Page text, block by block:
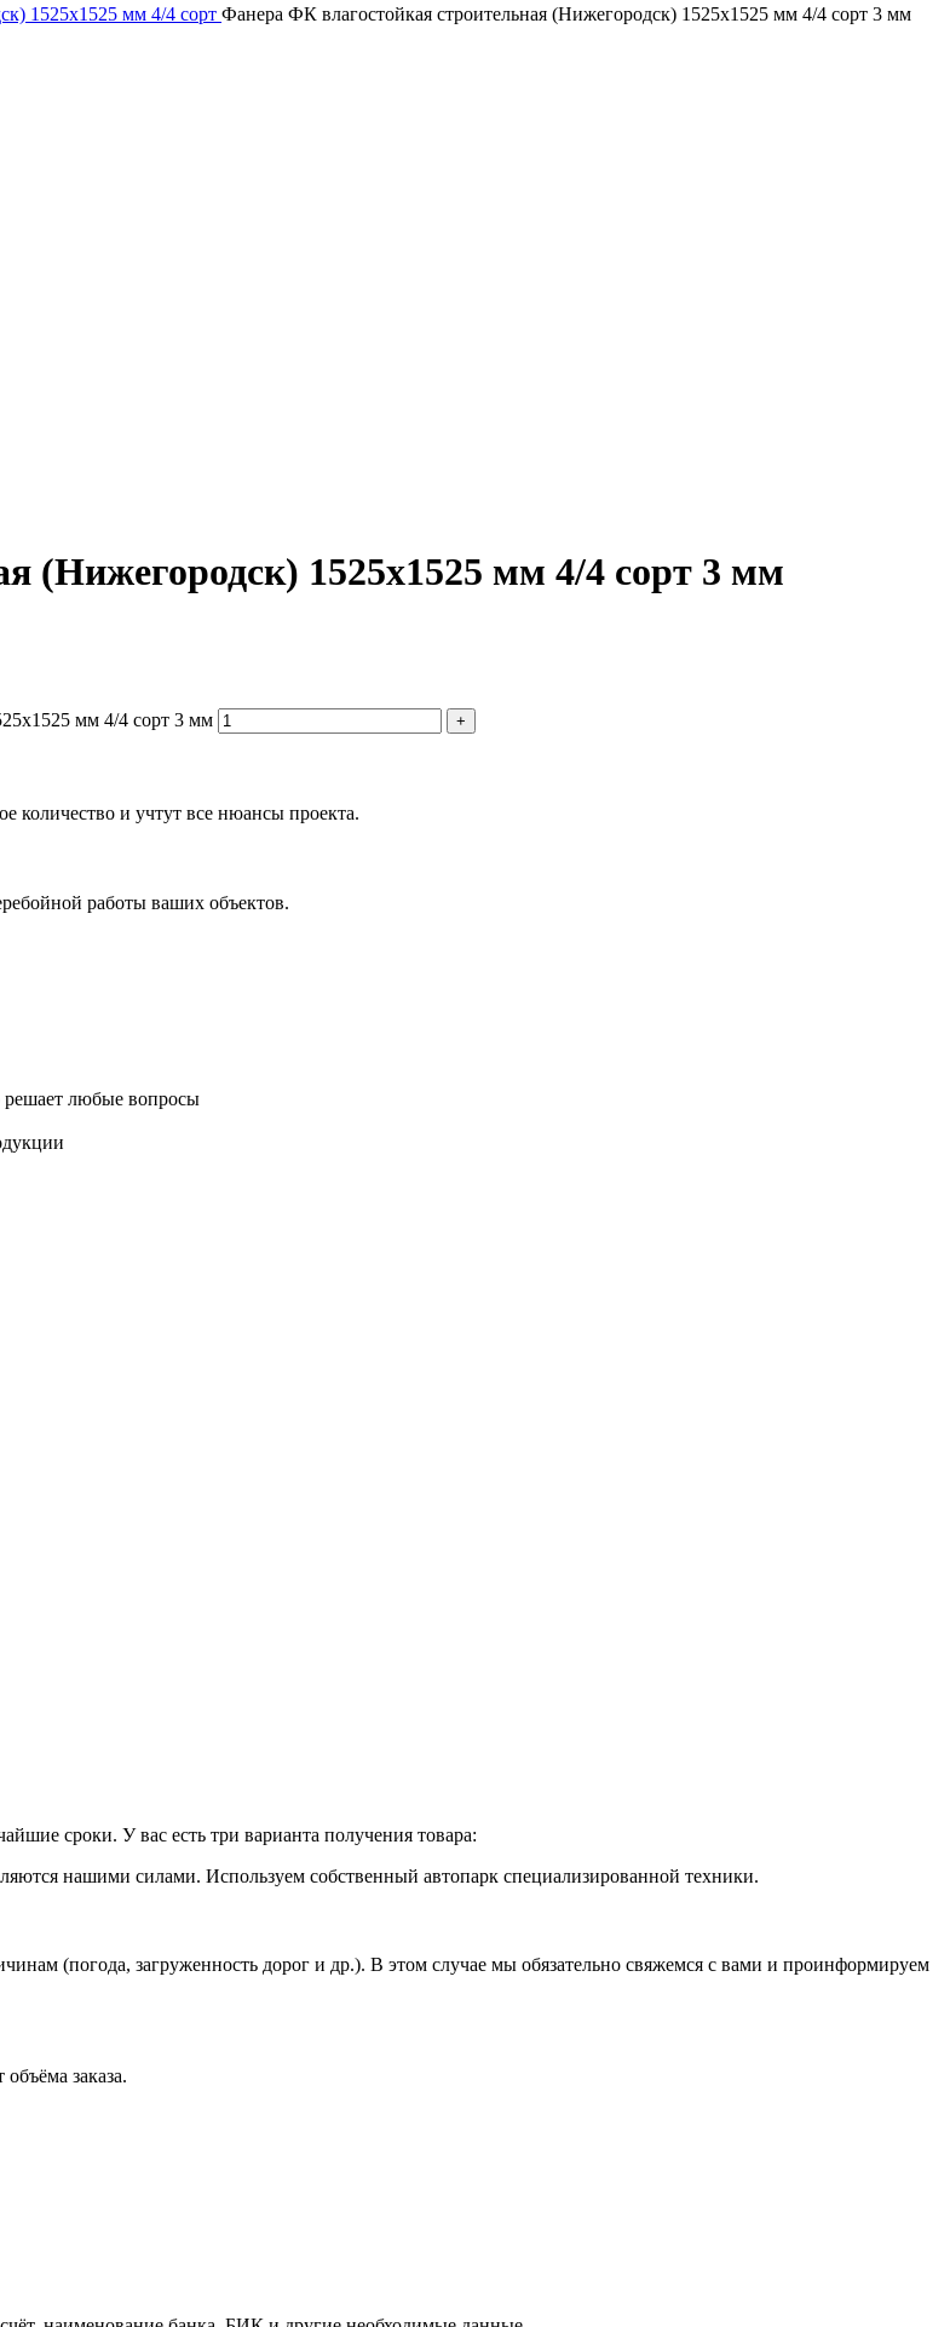
1525х1525 мм 4/4 сорт Фанера ФК влагостойкая строительная (Нижегородск) 1525х1525 мм 4/4 сорт 3 мм
(Нижегородск) 1525х1525 мм 4/4 сорт 3 мм
мм 4/4 сорт 3 мм
количество и учтут все нюансы проекта.
работы ваших объектов.
решает любые вопросы
сроки. У вас есть три варианта получения товара:
нашими силами. Используем собственный автопарк специализированной техники.
(погода, загруженность дорог и др.). В этом случае мы обязательно свяжемся с вами и проинформируем
заказа.